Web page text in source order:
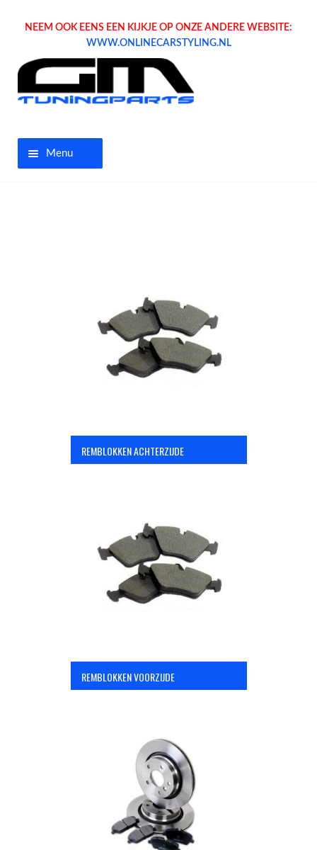
NEEM OOK EENS EEN KIJKJE OP ONZE ANDERE WEBSITE:
WWW.ONLINECARSTYLING.NL
Menu
REMBLOKKEN ACHTERZIJDE
REMBLOKKEN VOORZIJDE